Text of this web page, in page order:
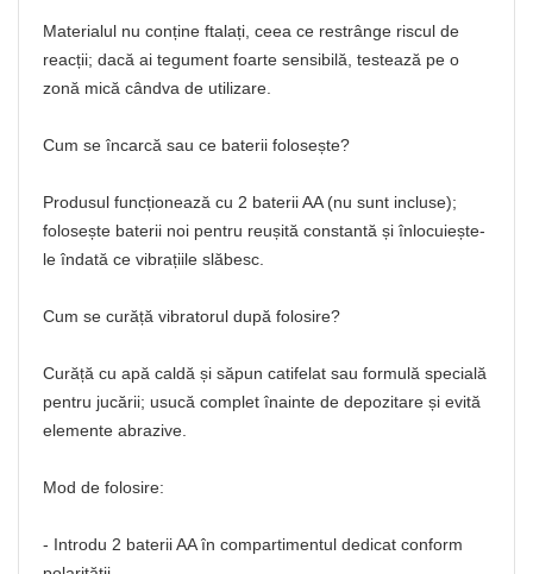
Materialul nu conține ftalați, ceea ce restrânge riscul de
reacții; dacă ai tegument foarte sensibilă, testează pe o
zonă mică cândva de utilizare.
Cum se încarcă sau ce baterii folosește?
Produsul funcționează cu 2 baterii AA (nu sunt incluse);
folosește baterii noi pentru reușită constantă și înlocuiește-
le îndată ce vibrațiile slăbesc.
Cum se curăță vibratorul după folosire?
Curăță cu apă caldă și săpun catifelat sau formulă specială
pentru jucării; usucă complet înainte de depozitare și evită
elemente abrazive.
Mod de folosire:
- Introdu 2 baterii AA în compartimentul dedicat conform